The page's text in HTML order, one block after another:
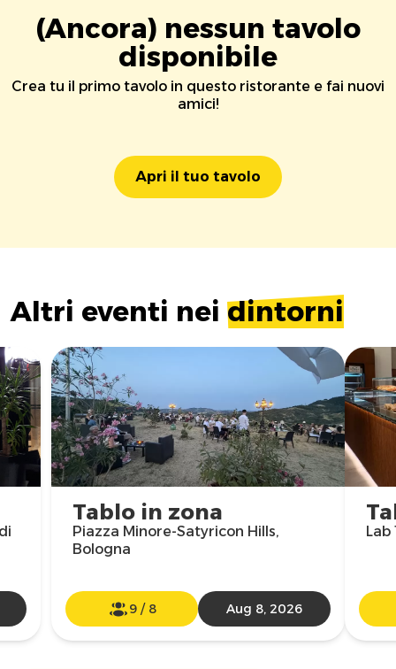
(Ancora) nessun tavolo
disponibile
Crea tu il primo tavolo in questo ristorante e fai nuovi
amici!
Apri il tuo tavolo
Altri eventi nei dintorni
Tablo in zona
Piazza Minore-Satyricon Hills,
Bologna
9/ 8 Aug 8, 2026
Lab